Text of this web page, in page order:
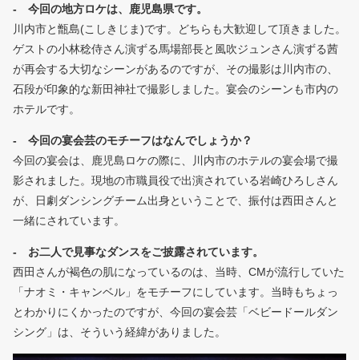
- 今回の地方ロケは、鹿児島県です。
川内市と甑島(こしきじま)です。どちらも大歓迎して頂きました。
ゲストの小林稔侍さん演ずる馬場部長と風吹ジュンさん演ずる茜
が再会する大切なシーンがあるのですが、その撮影は川内市の、
石段が印象的な新田神社で撮影しました。宴会のシーンも市内の
ホテルです。
- 今回の宴会芸のモチーフはなんでしょうか？
今回の宴会は、鹿児島ロケの際に、川内市のホテルの宴会場で撮
影されました。現地の市職員役で出演されている岩崎ひろしさん
が、日劇ダンシングチーム出身ということで、振付は西田さんと
一緒にされています。
- お二人で見事なダンスをご披露されています。
西田さんが褐色の肌になっているのは、当時、CMが流行していた
「ナオミ・キャンベル」をモチーフにしています。当時もちょっ
とわかりにくかったのですが、今回の宴会芸「ベビードールダン
シング」は、そういう経緯がありました。